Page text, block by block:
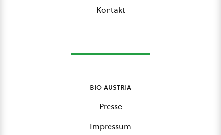
Kontakt
bio austria
Presse
Impressum